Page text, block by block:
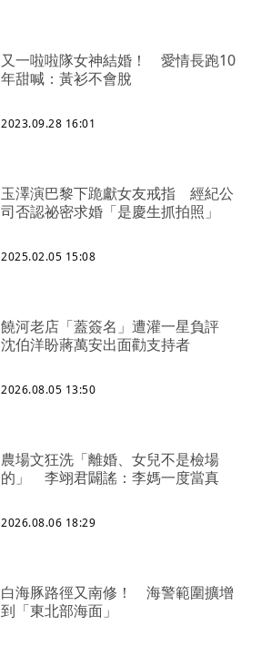
又一啦啦隊女神結婚！ 愛情長跑10
年甜喊：黃衫不會脫
2023.09.28 16:01
玉澤演巴黎下跪獻女友戒指 經紀公
司否認祕密求婚「是慶生抓拍照」
2025.02.05 15:08
饒河老店「蓋簽名」遭灌一星負評
沈伯洋盼蔣萬安出面勸支持者
2026.08.05 13:50
農場文狂洗「離婚、女兒不是檢場
的」 李翊君闢謠：李媽一度當真
2026.08.06 18:29
白海豚路徑又南修！ 海警範圍擴增
到「東北部海面」